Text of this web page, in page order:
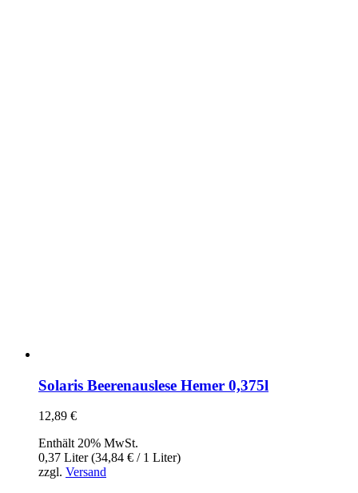
Solaris Beerenauslese Hemer 0,375l
12,89 €
Enthält 20% MwSt.
0,37 Liter (34,84 € / 1 Liter)
zzgl. Versand